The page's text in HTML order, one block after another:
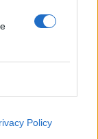
Policy
τηλέφωνο
έχει
ακούστηκε
στη σχέση